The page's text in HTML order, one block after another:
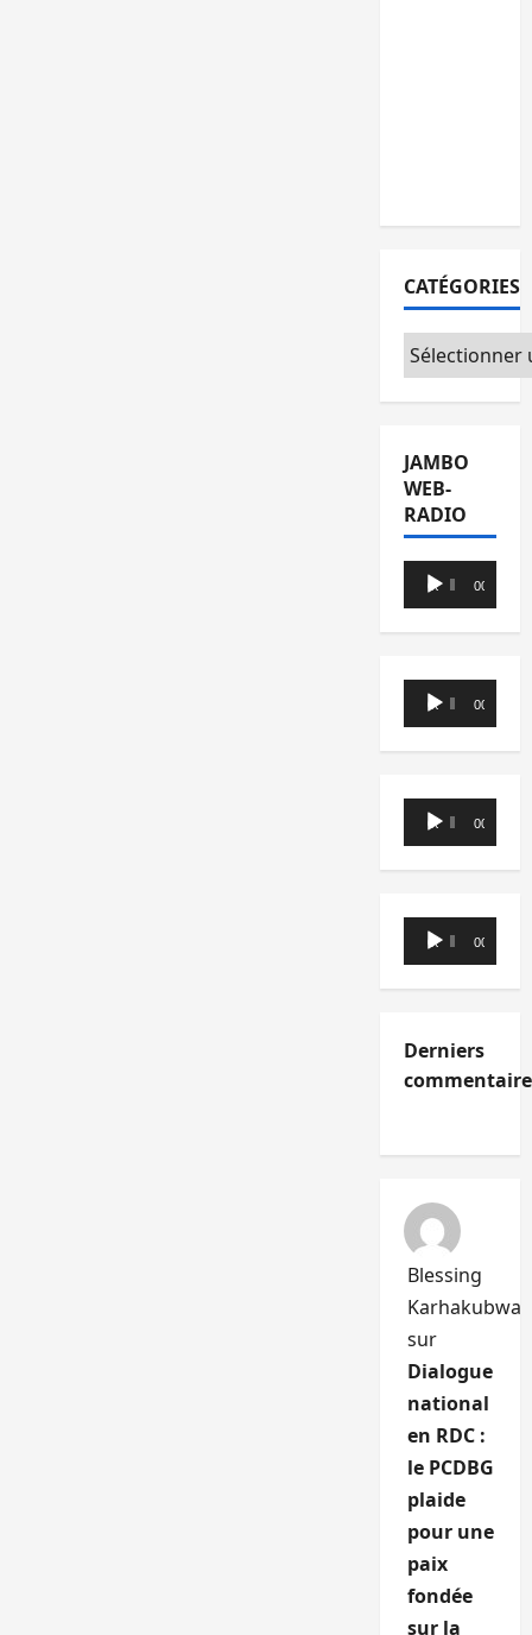
CATÉGORIES
Catégories
JAMBO
WEB-
RADIO
Lecteur
audio
00:00 00:00
Lecteur
audio
00:00 00:00
Lecteur
audio
00:00 00:00
Lecteur
audio
00:00 00:00
Derniers
Blessing
Karhakubwa
sur
Dialogue
national
en RDC :
le PCDBG
plaide
pour une
paix
fondée
sur la